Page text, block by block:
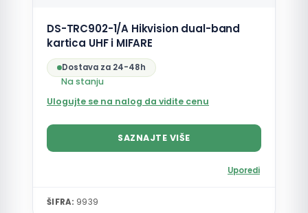
DS-TRC902-1/A Hikvision dual-band
kartica UHF i MIFARE
Dostava za 24-48h
Na stanju
Ulogujte se na nalog da vidite cenu
SAZNAJTE VIŠE
Uporedi
ŠIFRA: 9939